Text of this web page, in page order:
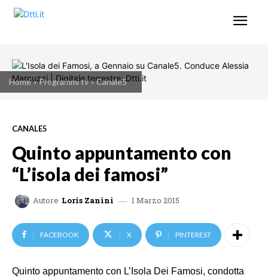
Home Programmi tv Canale5
CANALE5
Quinto appuntamento con
“L’isola dei famosi”
Autore Loris Zanini 1 Marzo 2015
FACEBOOK X PINTEREST
Quinto appuntamento con L’Isola Dei Famosi, condotta